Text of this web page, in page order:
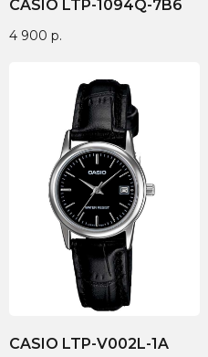
CASIO LTP-1094Q-7B6
4 900 р.
CASIO LTP-V002L-1A